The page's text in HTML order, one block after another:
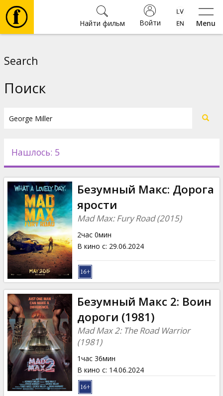
Menu
Войти
Найти фильм
Новости
Подарки
Кинозакуски
B2B
Клуб
Search
Поиск
Нашлось: 5
Безумный Макс: Дорога
ярости
Mad Max: Fury Road (2015)
2час 0мин
В кино с: 29.06.2024
Безумный Макс 2: Воин
дороги (1981)
Mad Max 2: The Road Warrior
(1981)
1час 36мин
В кино с: 14.06.2024